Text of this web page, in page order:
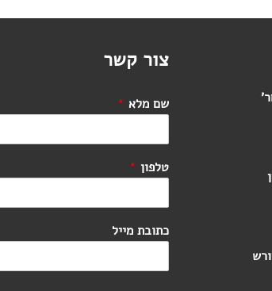
צור קשר
שם מלא *
טלפון *
כתובת מייל